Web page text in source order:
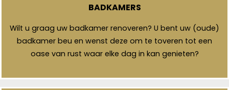
BADKAMERS
Wilt u graag uw badkamer renoveren? U bent uw (oude)
badkamer beu en wenst deze om te toveren tot een
oase van rust waar elke dag in kan genieten?